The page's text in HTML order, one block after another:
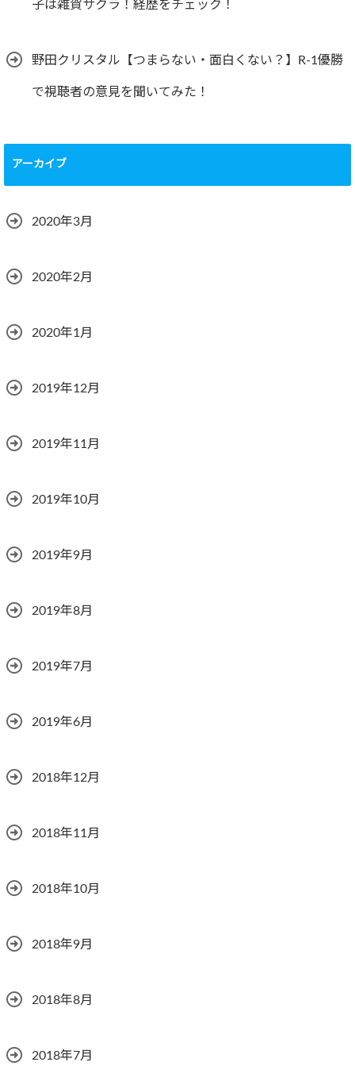
子は雑賀サクラ！経歴をチェック！
野田クリスタル【つまらない・面白くない？】R-1優勝
で視聴者の意見を聞いてみた！
アーカイブ
2020年3月
2020年2月
2020年1月
2019年12月
2019年11月
2019年10月
2019年9月
2019年8月
2019年7月
2019年6月
2018年12月
2018年11月
2018年10月
2018年9月
2018年8月
2018年7月